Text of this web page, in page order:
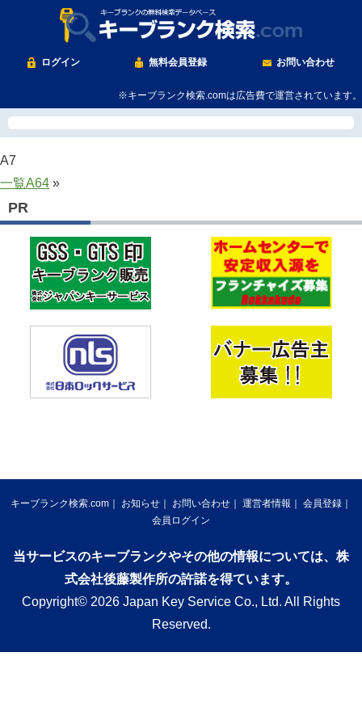
ログイン 無料会員登録 お問い合わせ
※キーブランク検索.comは広告費で運営されています。
A7
一覧A64 »
PR
キーブランク検索.com お知らせ お問い合わせ 運営者情報
会員登録
会員ログイン
当サービスのキーブランクやその他の情報については、株
式会社後藤製作所の許諾を得ています。
Copyright© 2026 Japan Key Service Co., Ltd. All Rights
Reserved.